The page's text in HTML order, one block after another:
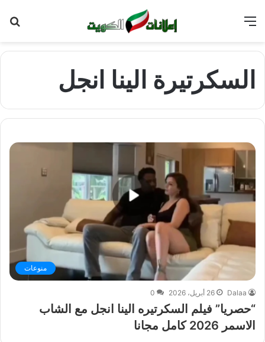
السكرتيرة الينا انجل
منوعات
Dalaa 26 أبريل، 2026 0
“حصريا” فيلم السكرتيره الينا انجل مع الشاب
الاسمر 2026 كامل مجانا